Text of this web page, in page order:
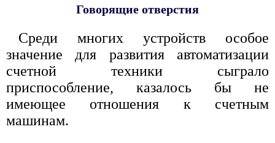
Говорящие отверстия
Среди многих устройств особое
значение для развития автоматизации
счетной техники сыграло
приспособление, казалось бы не
имеющее отношения к счетным
машинам.